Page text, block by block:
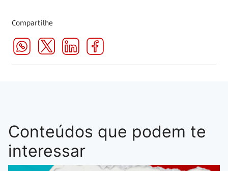
Compartilhe
Conteúdos que podem te
interessar